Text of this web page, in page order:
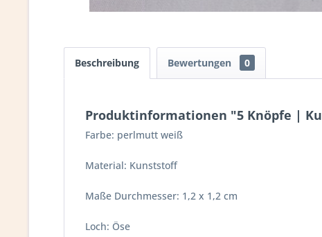
Beschreibung Bewertungen 0
Produktinformationen "5 Knöpfe |
Farbe: perlmutt weiß
Material: Kunststoff
Maße Durchmesser: 1,2 x 1,2 cm
Loch: Öse